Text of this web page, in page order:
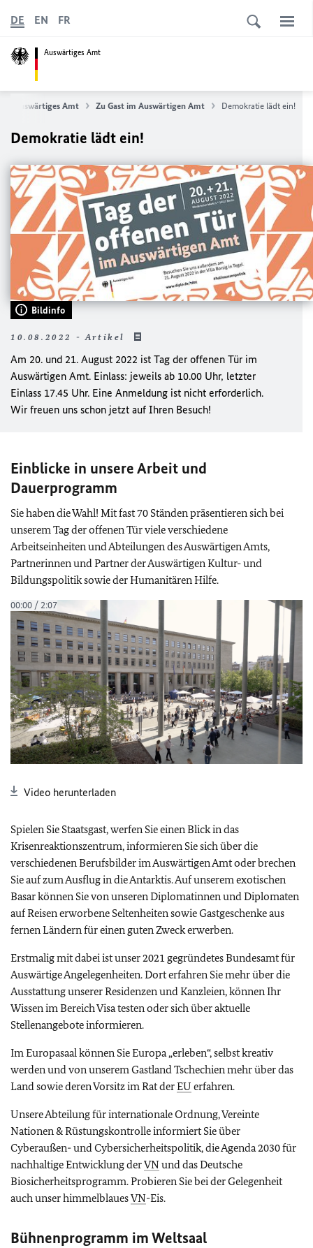
Auswärtiges Amt
DE EN FR
Auswärtiges Amt Zu Gast im Auswärtigen Amt Demokratie lädt ein!
Demokratie lädt ein!
Bildinfo
10.08.2022 - Artikel
Am 20. und 21. August 2022 ist Tag der offenen Tür im
Auswärtigen Amt. Einlass: jeweils ab 10.00 Uhr, letzter
Einlass 17.45 Uhr. Eine Anmeldung ist nicht erforderlich.
Wir freuen uns schon jetzt auf Ihren Besuch!
Einblicke in unsere Arbeit und
Dauerprogramm
Sie haben die Wahl! Mit fast 70 Ständen präsentieren sich bei
unserem Tag der offenen Tür viele verschiedene
Arbeitseinheiten und Abteilungen des Auswärtigen Amts,
Partnerinnen und Partner der Auswärtigen Kultur- und
Bildungspolitik sowie der Humanitären Hilfe.
Video herunterladen
Spielen Sie Staatsgast, werfen Sie einen Blick in das
Krisenreaktionszentrum, informieren Sie sich über die
verschiedenen Berufsbilder im Auswärtigen Amt oder brechen
Sie auf zum Ausflug in die Antarktis. Auf unserem exotischen
Basar können Sie von unseren Diplomatinnen und Diplomaten
auf Reisen erworbene Seltenheiten sowie Gastgeschenke aus
fernen Ländern für einen guten Zweck erwerben.
Erstmalig mit dabei ist unser 2021 gegründetes Bundesamt für
Auswärtige Angelegenheiten. Dort erfahren Sie mehr über die
Ausstattung unserer Residenzen und Kanzleien, können Ihr
Wissen im Bereich Visa testen oder sich über aktuelle
Stellenangebote informieren.
Im Europasaal können Sie Europa „erleben“, selbst kreativ
werden und von unserem Gastland Tschechien mehr über das
Land sowie deren Vorsitz im Rat derEU erfahren.
Unsere Abteilung für internationale Ordnung, Vereinte
Nationen & Rüstungskontrolle informiert Sie über
Cyberaußen- und Cybersicherheitspolitik, die Agenda 2030 für
nachhaltige Entwicklung derVNund das Deutsche
Biosicherheitsprogramm. Probieren Sie bei der Gelegenheit
auch unser himmelblauesVN-Eis.
Bühnenprogramm im Weltsaal